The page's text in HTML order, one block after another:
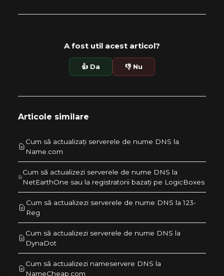
A fost util acest articol?
👍 Da 👎 Nu
Articole similare
Cum să actualizați serverele de nume DNS la
Name.com
Cum să actualizezi serverele de nume DNS la
NetEarthOne sau la registratorii bazați pe LogicBoxes
Cum să actualizezi serverele de nume DNS la 123-
Reg
Cum să actualizezi serverele de nume DNS la
DynaDot
Cum să actualizezi nameservere DNS la
NameCheap.com